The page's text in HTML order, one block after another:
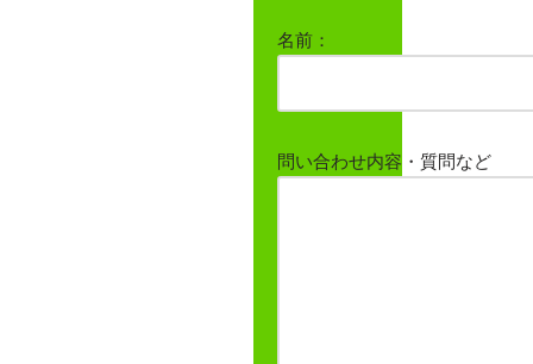
名前：
問い合わせ内容・質問など